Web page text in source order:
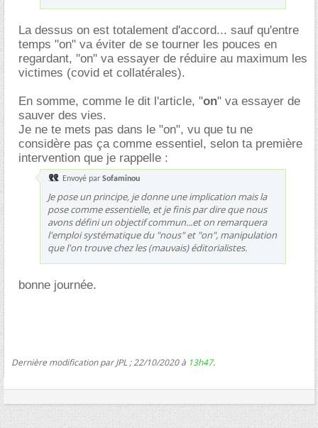
La dessus on est totalement d'accord... sauf qu'entre
temps "on" va éviter de se tourner les pouces en
regardant, "on" va essayer de réduire au maximum les
victimes (covid et collatérales).
En somme, comme le dit l'article, "on" va essayer de
sauver des vies.
Je ne te mets pas dans le "on", vu que tu ne
considère pas ça comme essentiel, selon ta première
intervention que je rappelle :
Envoyé par Sofaminou
Je pose un principe, je donne une implication mais la
pose comme essentielle, et je finis par dire que nous
avons défini un objectif commun...et on remarquera
l'emploi systématique du "nous" et "on", manipulation
que l'on trouve chez les (mauvais) éditorialistes.
bonne journée.
Dernière modification par JPL ; 22/10/2020 à 13h47.